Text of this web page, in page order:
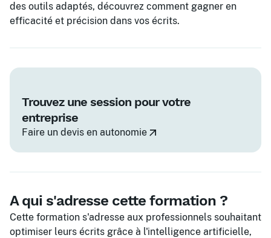
des outils adaptés, découvrez comment gagner en
efficacité et précision dans vos écrits.
Trouvez une session pour votre
entreprise
Faire un devis en autonomie
A qui s'adresse cette formation ?
Cette formation s'adresse aux professionnels souhaitant
optimiser leurs écrits grâce à l'intelligence artificielle,